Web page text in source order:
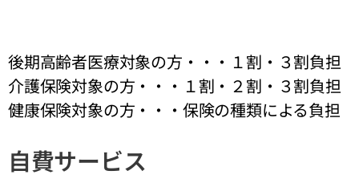
後期高齢者医療対象の方・・・１割・３割負担
介護保険対象の方・・・１割・２割・３割負担
健康保険対象の方・・・保険の種類による負担
自費サービス